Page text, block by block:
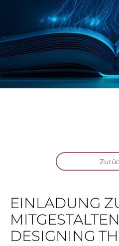
EINLADUNG
DESIGNING